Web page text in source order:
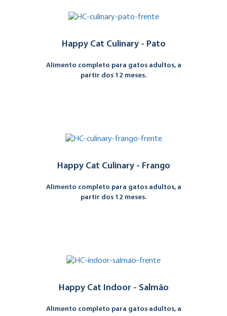
Happy Cat Culinary - Pato
Alimento completo para gatos adultos, a
partir dos 12 meses.
Happy Cat Culinary - Frango
Alimento completo para gatos adultos, a
partir dos 12 meses.
Happy Cat Indoor - Salmão
Alimento completo para gatos adultos, a